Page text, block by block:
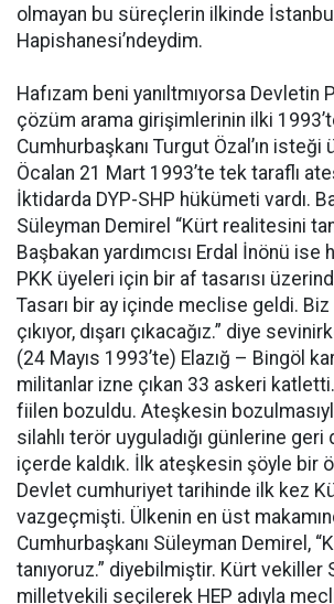
olmayan bu süreçlerin ilkinde
Hapishanesi’ndeydim.
Hafızam beni yanıltmıyorsa Devletin
çözüm arama girişimlerinin ilki
Cumhurbaşkanı Turgut Özal’ın
Öcalan 21 Mart 1993’te tek taraflı
İktidarda DYP-SHP hükümeti vardı.
Süleyman Demirel “Kürt realitesini
Başbakan yardımcısı Erdal İnönü ise
PKK üyeleri için bir af tasarısı
Tasarı bir ay içinde meclise geldi. Biz
çıkıyor, dışarı çıkacağız.” diye
(24 Mayıs 1993’te) Elazığ – Bingöl
militanlar izne çıkan 33 askeri
fiilen bozuldu. Ateşkesin
silahlı terör uyguladığı günlerine
içerde kaldık. İlk ateşkesin şöyle bir
Devlet cumhuriyet tarihinde ilk kez
vazgeçmişti. Ülkenin en üst
Cumhurbaşkanı Süleyman Demirel,
tanıyoruz.” diyebilmiştir. Kürt vekiller
milletvekili seçilerek HEP adıyla